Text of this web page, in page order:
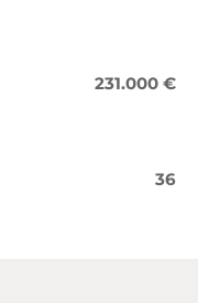
231.000 €
36